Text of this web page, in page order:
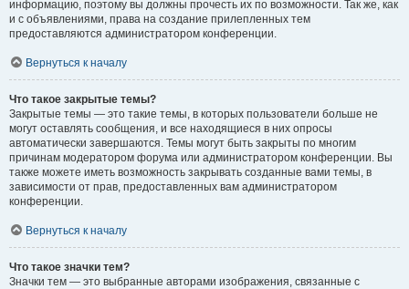
информацию, поэтому вы должны прочесть их по возможности. Так же, как
и с объявлениями, права на создание прилепленных тем
предоставляются администратором конференции.
Вернуться к началу
Что такое закрытые темы?
Закрытые темы — это такие темы, в которых пользователи больше не
могут оставлять сообщения, и все находящиеся в них опросы
автоматически завершаются. Темы могут быть закрыты по многим
причинам модератором форума или администратором конференции. Вы
также можете иметь возможность закрывать созданные вами темы, в
зависимости от прав, предоставленных вам администратором
конференции.
Вернуться к началу
Что такое значки тем?
Значки тем — это выбранные авторами изображения, связанные с